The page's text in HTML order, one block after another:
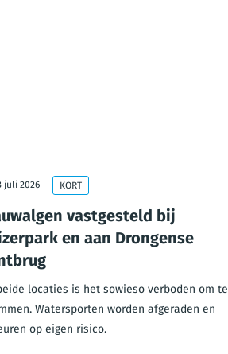
juli 2026 KORT
vastgesteld bij
en aan Drongense
locaties is het sowieso verboden om te
Watersporten worden afgeraden en
op eigen risico.